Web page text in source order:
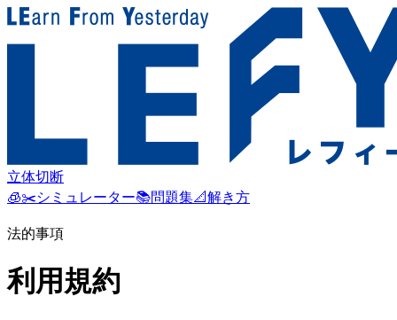
立体切断
🧊✂️シミュレーター📚問題集📐解き方
法的事項
利用規約